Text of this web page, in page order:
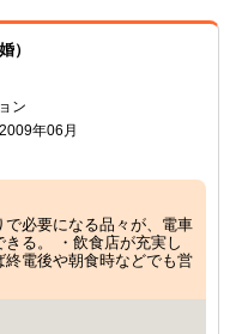
）
ン
年06月
で必要になる品々が、電車
る。 ・飲食店が充実し
電後や朝食時などでも営